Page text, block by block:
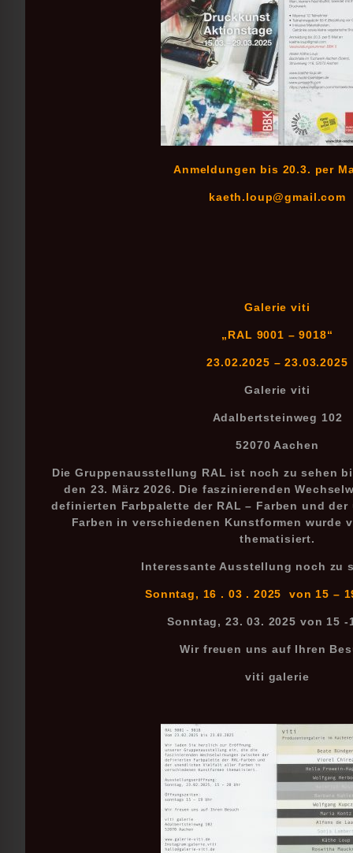
Anmeldungen bis 20.3. per
kaeth.loup@gmail.com
Galerie viti
„RAL 9001 – 9018“
23.02.2025 – 23.03.2025
Galerie viti
Adalbertsteinweg 102
52070 Aachen
Die Gruppenausstellung RAL ist noch zu sehen
den 23. März 2026. Die faszinierenden
definierten Farbpalette der RAL – Farben und
Farben in verschiedenen Kunstformen wurde
thematisiert.
Interessante Ausstellung noch zu
Sonntag, 16 . 03 . 2025 von 15 –
Sonntag, 23. 03. 2025 von 15 -
Wir freuen uns auf Ihren
viti galerie